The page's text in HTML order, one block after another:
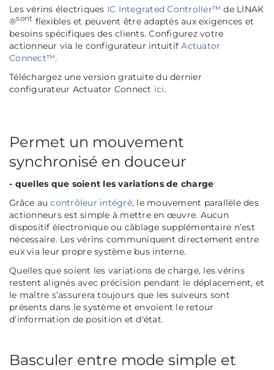
Les vérins électriques IC Integrated Controller™ de LINAK
®sont flexibles et peuvent être adaptés aux exigences et
besoins spécifiques des clients. Configurez votre
actionneur via le configurateur intuitifActuator
Connect™.
Téléchargez une version gratuite du dernier
configurateur Actuator Connect ici.
Permet un mouvement
synchronisé en douceur
- quelles que soient les variations de charge
Grâce aucontrôleur intégré, le mouvement parallèle des
actionneurs est simple à mettre en œuvre. Aucun
dispositif électronique ou câblage supplémentaire n’est
nécessaire. Les vérins communiquent directement entre
eux via leur propre système bus interne.
Quelles que soient les variations de charge, les vérins
restent alignés avec précision pendant le déplacement, et
le maître s’assurera toujours que les suiveurs sont
présents dans le système et envoient le retour
d'information de position et d'état.
Basculer entre mode simple et